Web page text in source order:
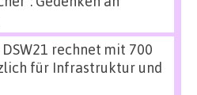
DSW21 rechnet mit 700
für Infrastruktur und